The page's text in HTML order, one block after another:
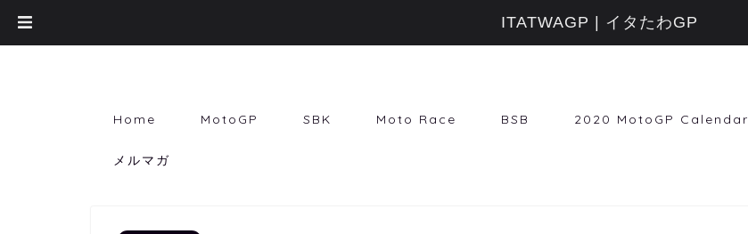
Home MotoGP SBK Moto Race BSB 2020 MotoGP Calendar
メルマガ
ITATWAGP | イタたわGP